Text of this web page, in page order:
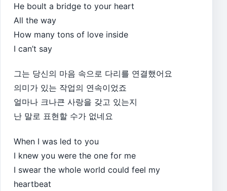
He boult a bridge to your heart
All the way
How many tons of love inside
I can’t say
그는 당신의 마음 속으로 다리를 연결했어요
의미가 있는 작업의 연속이었죠
얼마나 크나큰 사랑을 갖고 있는지
난 말로 표현할 수가 없네요
When I was led to you
I knew you were the one for me
I swear the whole world could feel my
heartbeat